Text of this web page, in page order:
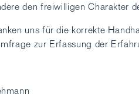
den freiwilligen Charakter
uns für die korrekte
zur Erfassung der